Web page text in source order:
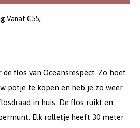
Vanaf €55,-
flos van Oceansrespect. Zo hoef
potje te kopen en heb je zo weer
in huis. De flos ruikt en
Elk rolletje heeft 30 meter